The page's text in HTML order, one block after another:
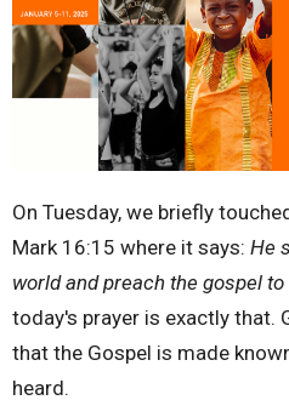
On Tuesday, we briefly
Mark 16:15 where it says: He
world and preach the gospel
today's prayer is exactly that.
that the Gospel is made
heard.